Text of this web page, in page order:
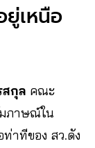
ยู่เหนือ
กุล คณะ
ภาษณ์ใน
าทีของ สว.ดัง